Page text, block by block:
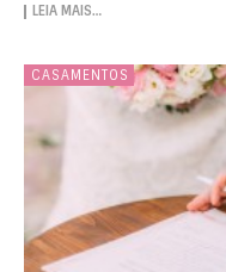
LEIA MAIS…
CASAMENTOS